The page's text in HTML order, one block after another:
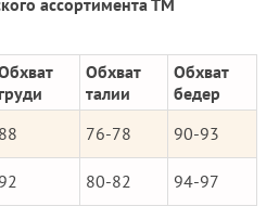
груди
Обхват
талии
Обхват
бедер
88 76-78 90-93
80-82 94-97